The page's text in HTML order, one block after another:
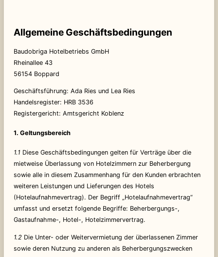
Allgemeine Geschäftsbedingungen
Baudobriga Hotelbetriebs GmbH
Rheinallee 43
56154 Boppard
Geschäftsführung: Ada Ries und Lea Ries
Handelsregister: HRB 3536
Registergericht: Amtsgericht Koblenz
1. Geltungsbereich
1.1 Diese Geschäftsbedingungen gelten für Verträge über die
mietweise Überlassung von Hotelzimmern zur Beherbergung
sowie alle in diesem Zusammenhang für den Kunden erbrachten
weiteren Leistungen und Lieferungen des Hotels
(Hotelaufnahmevertrag). Der Begriff „Hotelaufnahmevertrag“
umfasst und ersetzt folgende Begriffe: Beherbergungs-,
Gastaufnahme-, Hotel-, Hotelzimmervertrag.
1.2Die Unter- oder Weitervermietung der überlassenen Zimmer
sowie deren Nutzung zu anderen als Beherbergungszwecken